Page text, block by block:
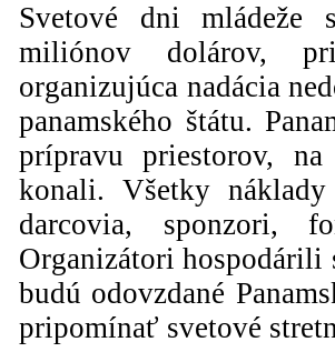
Svetové dni mládeže
miliónov dolárov,
organizujúca nadácia
panamského štátu.
prípravu priestorov,
konali. Všetky
darcovia, sponzori,
Organizátori
budú odovzdané
pripomínať svetové